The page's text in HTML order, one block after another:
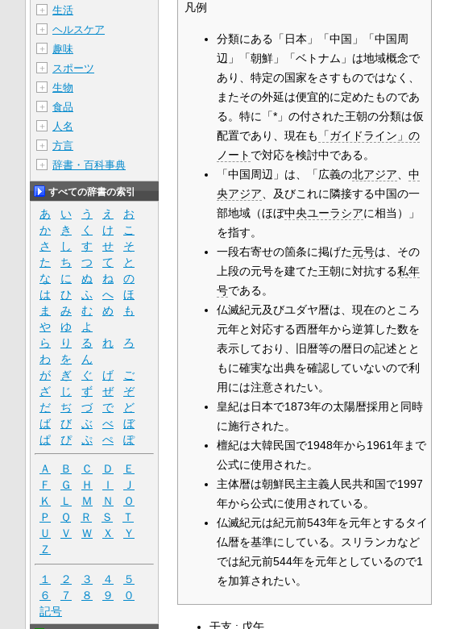
凡例
分類にある「日本」「中国」「中国周
辺」「朝鮮」「ベトナム」は地域概念で
あり、特定の国家をさすものではなく、
またその外延は便宜的に定めたものであ
る。特に「*」の付された王朝の分類は仮
配置であり、現在も
「ガイドライン」の
ノート で対応を検討中である。
「中国周辺」は、「広義の北アジア
中
央アジア 、及びこれに隣接する中国の一
部地域（ほぼ中央ユーラシアに相当）」
を指す。
一段右寄せの箇条に掲げた元号は、その
上段の元号を建てた王朝に対抗する私年
号である。
仏滅紀元及びユダヤ暦は、現在のところ
元年と対応する西暦年から逆算した数を
表示しており、旧暦等の暦日の記述とと
もに確実な出典を確認していないので利
用には注意されたい。
皇紀は日本で1873年の太陽暦採用と同時
に施行された。
檀紀は大韓民国で1948年から1961年まで
公式に使用された。
主体暦は朝鮮民主主義人民共和国で1997
年から公式に使用されている。
仏滅紀元は紀元前543年を元年とするタイ
仏暦を基準にしている。スリランカなど
では紀元前544年を元年としているので1
を加算されたい。
干支 : 戊午
＋ 生活
＋ ヘルスケア
＋ 趣味
＋ スポーツ
＋ 生物
＋ 食品
＋ 人名
＋ 方言
＋ 辞書・百科事典
すべての辞書の索引
あ い う え
お
か
き く け
こ
さ
し す せ
そ
た
ち つ て
と
な
に ぬ ね
の
は
ひ ふ へ
ほ
ま
み む め
も
や
ゆ
よ
ら
り る れ
ろ
わ
を
ん
が
ぎ ぐ げ
ご
ざ
じ ず ぜ
ぞ
だ
ぢ づ で
ど
ば
び ぶ べ
ぼ
ぱ
ぴ ぷ ぺ ぽ
Ａ Ｂ Ｃ Ｄ
Ｅ
Ｆ
Ｇ Ｈ Ｉ
Ｊ
Ｋ
Ｌ Ｍ Ｎ
Ｏ
Ｐ
Ｑ Ｒ Ｓ
Ｔ
Ｕ
Ｖ Ｗ Ｘ
Ｙ
Ｚ
１ ２ ３ ４
５
６
７ ８ ９
０
記号